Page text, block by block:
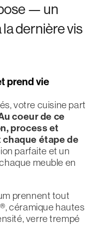
— un
la dernière vis
prend vie
votre cuisine part
coeur de ce
process et
étape de
parfaite et un
meuble en
prennent tout
céramique hautes
verre trempé